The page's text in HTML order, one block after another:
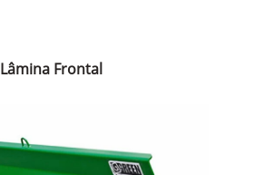
Lâmina Frontal